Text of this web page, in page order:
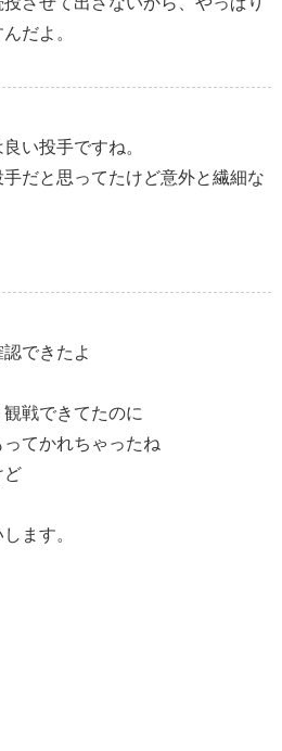
だよ。
い投手ですね。
だと思ってたけど意外と繊細な
できたよ
戦できてたのに
てかれちゃったね
ど
ます。